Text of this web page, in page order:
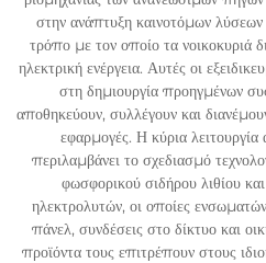
στην ανάπτυξη καινοτόμων
τρόπο με τον οποίο τα νοικοκυριά
ηλεκτρική ενέργεια. Αυτές οι
στη δημιουργία προηγμένων
αποθηκεύουν, συλλέγουν και
εφαρμογές. Η κύρια
περιλαμβάνει το σχεδιασμό
φωσφορικού σιδήρου λιθίου
ηλεκτρολυτών, οι οποίες
πάνελ, συνδέσεις στο δίκτυο και
προϊόντα τους επιτρέπουν στους